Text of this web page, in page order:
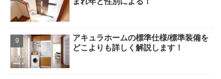
アキュラホームの標準仕様/標準装備を
どこよりも詳しく解説します！